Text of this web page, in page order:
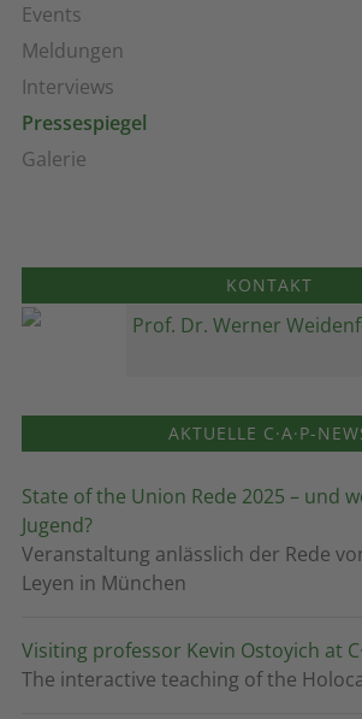
Events
Meldungen
Interviews
Pressespiegel
Galerie
KONTAKT
Prof. Dr. Werner
AKTUELLE C·A·P-
State of the Union Rede 2025 – und
Jugend?
Veranstaltung anlässlich der Rede
Leyen in München
Visiting professor Kevin Ostoyich at
The interactive teaching of the